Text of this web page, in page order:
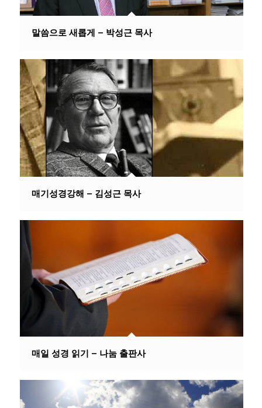
말씀으로 새롭게 – 박성근 목사
매기성경강해 – 김성근 목사
매일 성경 읽기 – 나눔 출판사